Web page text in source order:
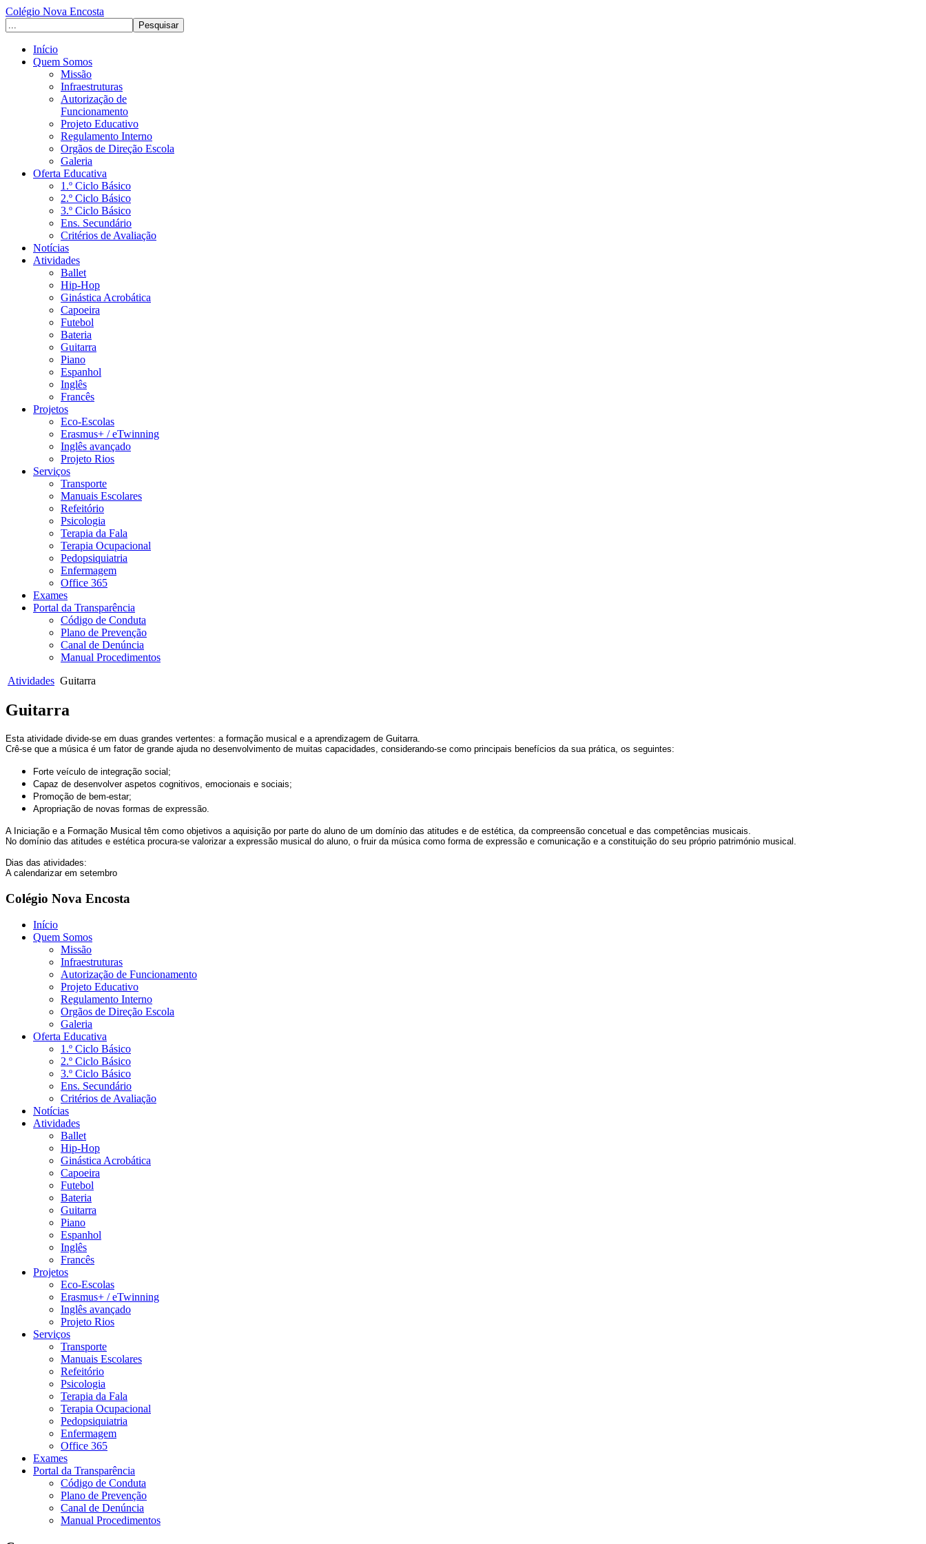
Colégio Nova Encosta
Início
Quem Somos
Missão
Infraestruturas
Autorização de
Funcionamento
Projeto Educativo
Regulamento Interno
Orgãos de Direção Escola
Galeria
Oferta Educativa
1.º Ciclo Básico
2.º Ciclo Básico
3.º Ciclo Básico
Ens. Secundário
Critérios de Avaliação
Notícias
Atividades
Ballet
Hip-Hop
Ginástica Acrobática
Capoeira
Futebol
Bateria
Guitarra
Piano
Espanhol
Inglês
Francês
Projetos
Eco-Escolas
Erasmus+ / eTwinning
Inglês avançado
Projeto Rios
Serviços
Transporte
Manuais Escolares
Refeitório
Psicologia
Terapia da Fala
Terapia Ocupacional
Pedopsiquiatria
Enfermagem
Office 365
Exames
Portal da Transparência
Código de Conduta
Plano de Prevenção
Canal de Denúncia
Manual Procedimentos
Atividades Guitarra
Guitarra
Esta atividade divide-se em duas grandes vertentes: a formação musical e a aprendizagem de Guitarra.
Crê-se que a música é um fator de grande ajuda no desenvolvimento de muitas capacidades, considerando-se como principais benefícios da sua prática, os seguintes:
Forte veículo de integração social;
Capaz de desenvolver aspetos cognitivos, emocionais e sociais;
Promoção de bem-estar;
Apropriação de novas formas de expressão.
A Iniciação e a Formação Musical têm como objetivos a aquisição por parte do aluno de um domínio das atitudes e de estética, da compreensão concetual e das competências musicais.
No domínio das atitudes e estética procura-se valorizar a expressão musical do aluno, o fruir da música como forma de expressão e comunicação e a constituição do seu próprio património musical.
Dias das atividades:
A calendarizar em setembro
Colégio Nova Encosta
Início
Quem Somos
Missão
Infraestruturas
Autorização de Funcionamento
Projeto Educativo
Regulamento Interno
Orgãos de Direção Escola
Galeria
Oferta Educativa
1.º Ciclo Básico
2.º Ciclo Básico
3.º Ciclo Básico
Ens. Secundário
Critérios de Avaliação
Notícias
Atividades
Ballet
Hip-Hop
Ginástica Acrobática
Capoeira
Futebol
Bateria
Guitarra
Piano
Espanhol
Inglês
Francês
Projetos
Eco-Escolas
Erasmus+ / eTwinning
Inglês avançado
Projeto Rios
Serviços
Transporte
Manuais Escolares
Refeitório
Psicologia
Terapia da Fala
Terapia Ocupacional
Pedopsiquiatria
Enfermagem
Office 365
Exames
Portal da Transparência
Código de Conduta
Plano de Prevenção
Canal de Denúncia
Manual Procedimentos